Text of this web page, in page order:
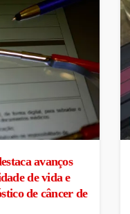
avanços
de vida e
de câncer de